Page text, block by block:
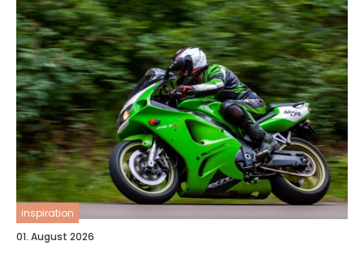
inspiration
01. August 2026